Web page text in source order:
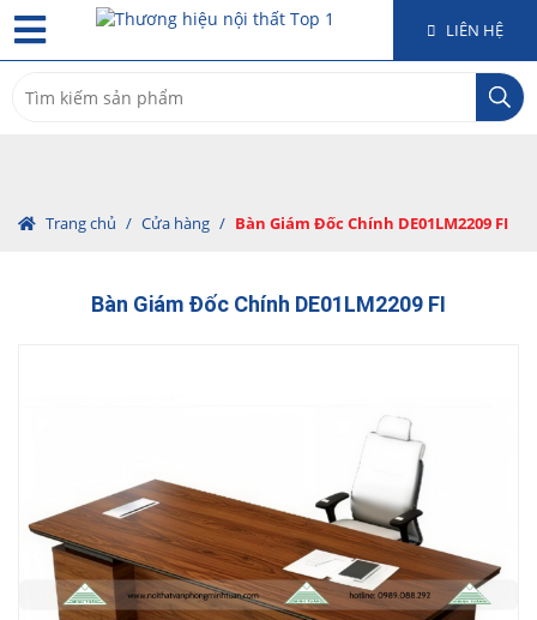
LIÊN HỆ
for:
Trang chủ / Cửa hàng / Bàn Giám Đốc Chính DE01LM2209 FI
Bàn Giám Đốc Chính DE01LM2209 FI